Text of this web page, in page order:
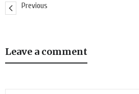
Previous
Leave a comment